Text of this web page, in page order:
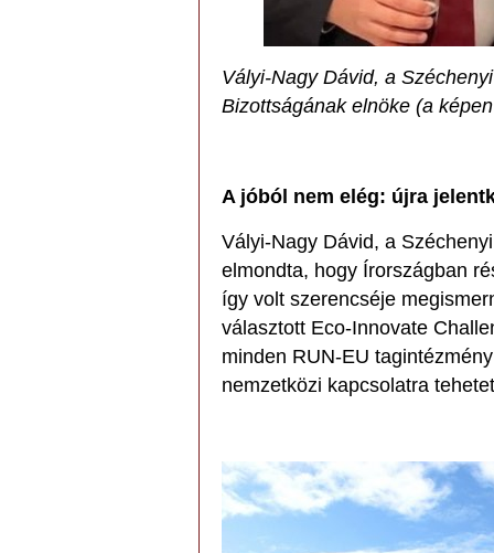
Vályi-Nagy Dávid, a
Bizottságának elnöke (a
A jóból nem elég: újra
Vályi-Nagy Dávid, a
elmondta, hogy Írországban
így volt szerencséje
választott Eco-Innovate
minden RUN-EU
nemzetközi kapcsolatra